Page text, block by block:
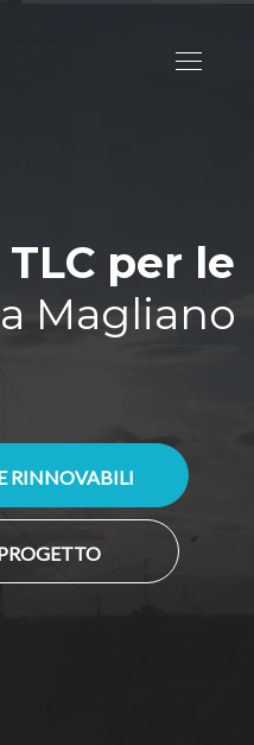
per le
a Magliano
RINNOVABILI